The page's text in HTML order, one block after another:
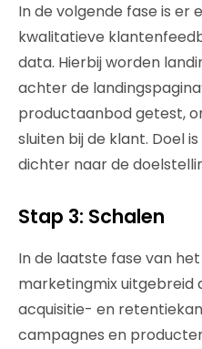
In de volgende fase is er
kwalitatieve
data. Hierbij worden
achter de
productaanbod getest,
sluiten bij de klant. Doel
dichter naar de
Stap 3: Schalen
In de laatste fase van
marketingmix uitgebreid
acquisitie- en
campagnes en